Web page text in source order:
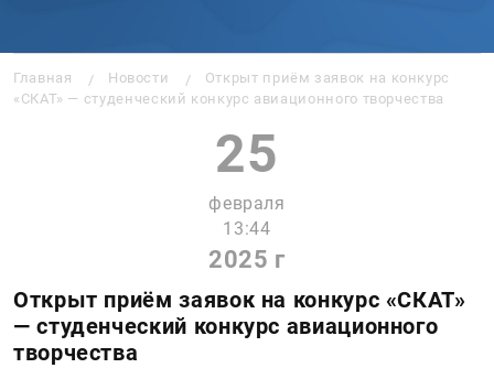
Главная Новости
Открыт приём заявок на конкурс
«СКАТ» — студенческий конкурс авиационного творчества
25
февраля
13:44
2025 г
Открыт приём заявок на конкурс «СКАТ»
— студенческий конкурс авиационного
творчества